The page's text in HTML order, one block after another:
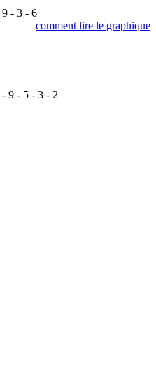
9 - 3 - 6
comment lire le graphique
- 9 - 5 - 3 - 2